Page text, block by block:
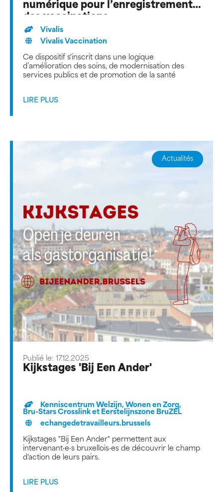
numérique pour l’enregistrement
des vaccinations
Vivalis
Vivalis Vaccination
Ce dispositif s'inscrit dans une logique
d’amélioration des soins, de modernisation des
services publics et de promotion de la santé
LIRE PLUS
Actualités
Publié le: 17.12.2025
Kijkstages 'Bij Een Ander'
Kenniscentrum Welzijn, Wonen en Zorg,
Bru-Stars Crosslink et Eerstelijnszone BruZEL
echangedetravailleurs.brussels
Kijkstages "Bij Een Ander" permettent aux
intervenant·e·s bruxellois·es de découvrir le champ
d'action de leurs pairs.
LIRE PLUS